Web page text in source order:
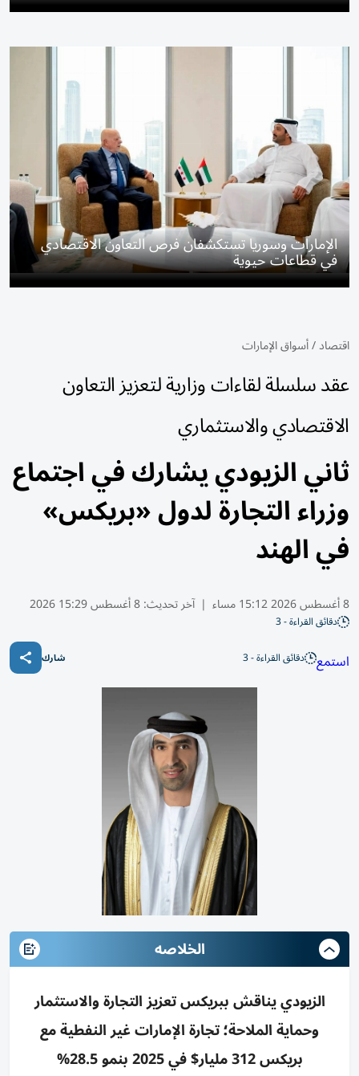
الإمارات وسوريا تستكشفان فرص التعاون الاقتصادي
في قطاعات حيوية
اقتصاد/أسواق الإمارات
عقد سلسلة لقاءات وزارية لتعزيز التعاون
الاقتصادي والاستثماري
ثاني الزيودي يشارك في اجتماع
وزراء التجارة لدول «بريكس»
في الهند
8 أغسطس 2026 15:12 مساء | آخر تحديث:8 أغسطس 15:29 2026
دقائق القراءة - 3
استمع دقائق القراءة - 3 شارك
الخلاصه
الزيودي يناقش ببريكس تعزيز التجارة والاستثمار
وحماية الملاحة؛ تجارة الإمارات غير النفطية مع
بريكس 312 مليار$ في 2025 بنمو 28.5%